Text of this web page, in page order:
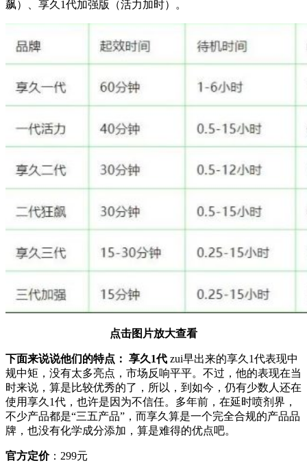
飙）、享久1代加强版（活力加时）。
点击图片放大查看
下面来说说他们的特点： 享久1代 zui早出来的享久1代表现中
规中矩，没有太多亮点，市场反响平平。不过，他的表现在当
时来说，算是比较优秀的了，所以，到如今，仍有少数人还在
使用享久1代，也许是因为不信任。多年前，在延时喷剂界，
不少产品都是“三五产品”，而享久算是一个完全合规的产品品
牌，也没有化学成分添加，算是难得的优点吧。
官方定价：299元